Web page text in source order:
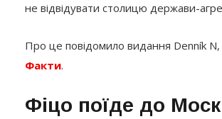
не відвідувати столицю держави-
Про це повідомило видання Denník
Факти.
Фіцо поїде до